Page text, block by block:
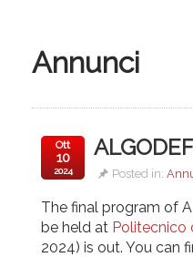
Annunci
Posted in:
Ott
10
2024
The final program of
be held at Politecnico
2024) is out. You can